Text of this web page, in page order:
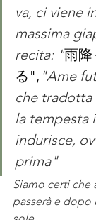
va, ci viene
massima
recita: "雨降
る", "Ame
che
la tempesta
indurisce,
prima"
Siamo certi
passerà e dopo